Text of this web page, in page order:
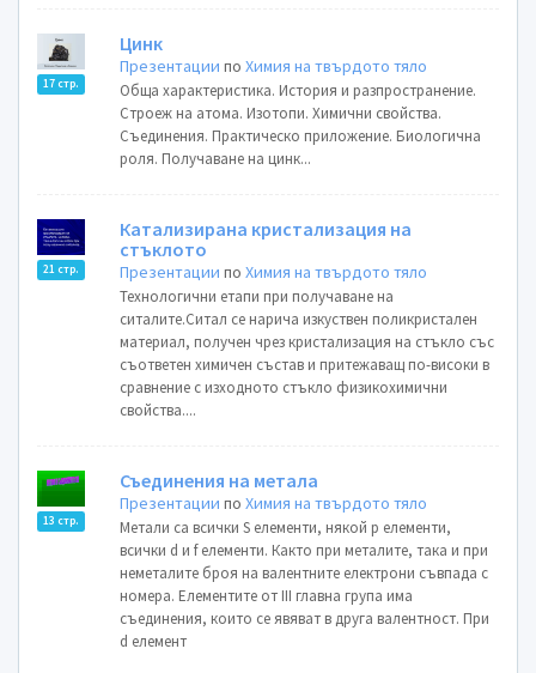
17 стр.
Цинк
Презентации поХимия на твърдото тяло
Обща характеристика. История и разпространение.
Строеж на атома. Изотопи. Химични свойства.
Съединения. Практическо приложение. Биологична
роля. Получаване на цинк...
21 стр.
Катализирана кристализация на
стъклото
Презентации поХимия на твърдото тяло
Технологични етапи при получаване на
ситалите.Ситал се нарича изкуствен поликристален
материал, получен чрез кристализация на стъкло със
съответен химичен състав и притежаващ по-високи в
сравнение с изходното стъкло физикохимични
свойства....
13 стр.
Съединения на метала
Презентации поХимия на твърдото тяло
Метали са всички S елементи, някой p елементи,
всички d и f елементи. Както при металите, така и при
неметалите броя на валентните електрони съвпада с
номера. Елементите от ІІІ главна група има
съединения, които се явяват в друга валентност. При
d елемент